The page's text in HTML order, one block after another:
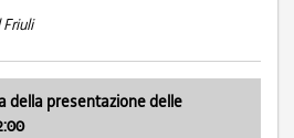
della presentazione delle